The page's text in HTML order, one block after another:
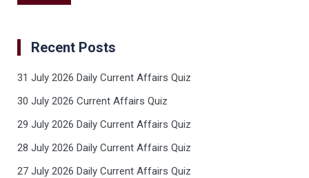
Recent Posts
31 July 2026 Daily Current Affairs Quiz
30 July 2026 Current Affairs Quiz
29 July 2026 Daily Current Affairs Quiz
28 July 2026 Daily Current Affairs Quiz
27 July 2026 Daily Current Affairs Quiz